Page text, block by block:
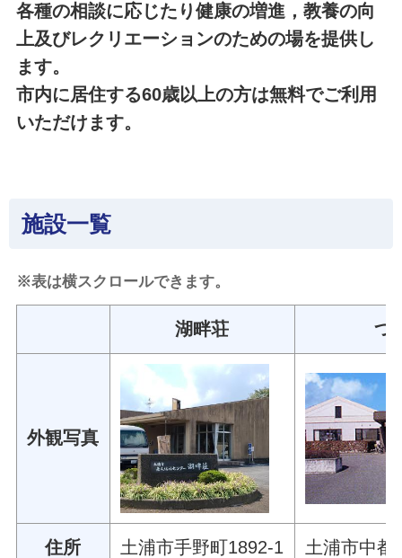
各種の相談に応じたり健康の増進，教養の向
上及びレクリエーションのための場を提供し
ます。
市内に居住する60歳以上の方は無料でご利用
いただけます。
施設一覧
※表は横スクロールできます。
湖畔荘 つ
外観写真
住所 土浦市手野町1892-1 土浦市中都